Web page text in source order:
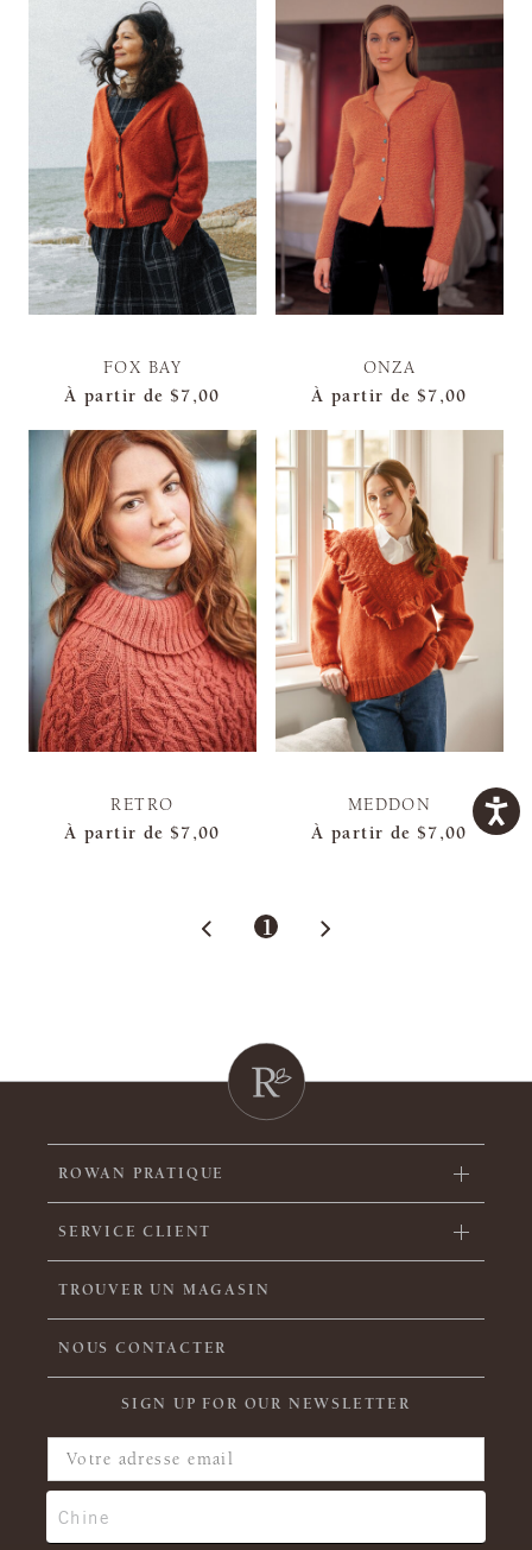
FOX BAY
À partir de $7,00
ONZA
À partir de $7,00
RETRO
À partir de $7,00
MEDDON
À partir de $7,00
1
ROWAN PRATIQUE
SERVICE CLIENT
TROUVER UN MAGASIN
NOUS CONTACTER
SIGN UP FOR OUR NEWSLETTER